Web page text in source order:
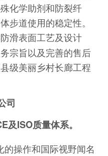
化学助剂和防裂纤
步道使用的稳定性。
滑表面工艺及设计
宗旨以及完善的售后
级美丽乡村长廊工程
司
及ISO质量体系。
操作和国际视野闻名